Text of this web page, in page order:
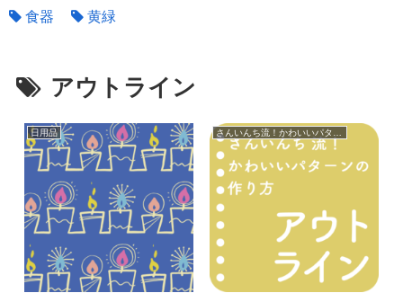
食器
黄緑
アウトライン
日用品 さんいんち流！かわいいパターンの作り方